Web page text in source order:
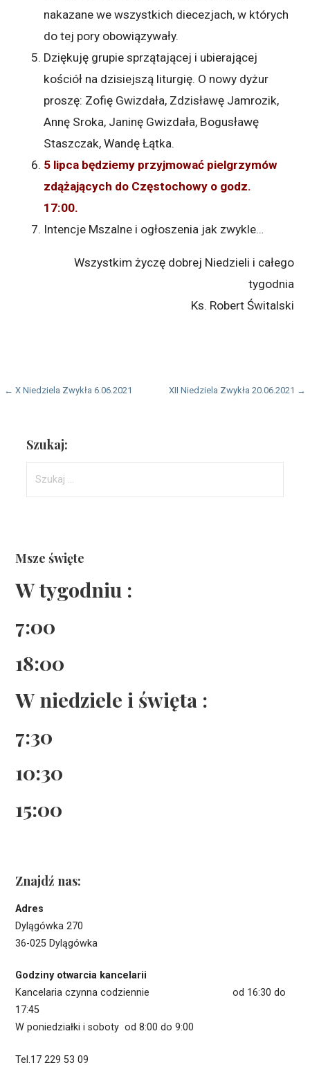
nakazane we wszystkich diecezjach, w których
do tej pory obowiązywały.
Dziękuję grupie sprzątającej i ubierającej
kościół na dzisiejszą liturgię. O nowy dyżur
proszę: Zofię Gwizdała, Zdzisławę Jamrozik,
Annę Sroka, Janinę Gwizdała, Bogusławę
Staszczak, Wandę Łątka.
5 lipca będziemy przyjmować pielgrzymów
zdążających do Częstochowy o godz.
17:00.
Intencje Mszalne i ogłoszenia jak zwykle…
Wszystkim życzę dobrej Niedzieli i całego
tygodnia
Ks. Robert Świtalski
Nawigacja
← X Niedziela Zwykła 6.06.2021 XII Niedziela Zwykła 20.06.2021 →
Szukaj:
Msze święte
W tygodniu :
7:00
18:00
W niedziele i święta :
7:30
10:30
15:00
Znajdź nas:
Adres
Dylągówka 270
36-025 Dylągówka
Godziny otwarcia kancelarii
Kancelaria czynna codziennie od 16:30 do
17:45
W poniedziałki i soboty od 8:00 do 9:00
Tel.17 229 53 09